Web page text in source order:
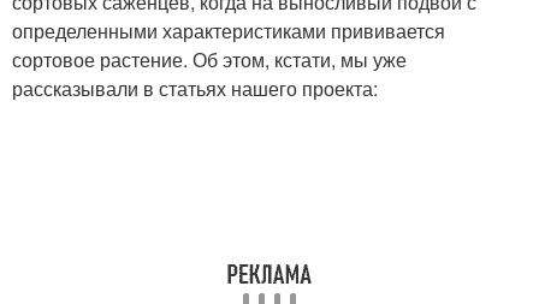
определенными характеристиками прививается
сортовое растение. Об этом, кстати, мы уже
рассказывали в статьях нашего проекта: